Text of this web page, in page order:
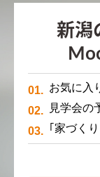
新潟
お気に入
見学会の
｢家づく